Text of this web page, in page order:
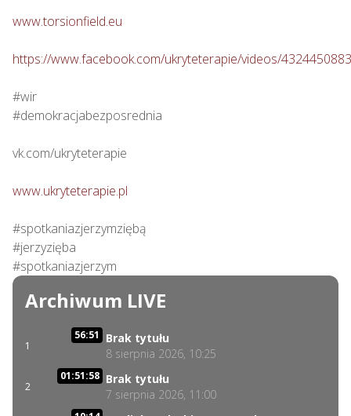
www.torsionfield.eu
https://www.facebook.com/ukryteterapie/videos/
#wir
#demokracjabezposrednia
vk.com/ukryteterapie
www.ukryteterapie.pl
#spotkaniazjerzymziębą
#jerzyzięba
#spotkaniazjerzym
Archiwum LIVE
1
56:51
Brak tytułu
8 sierpnia 2026, 10:25
2
01:51:58 Brak tytułu
7 sierpnia 2026, 11:00